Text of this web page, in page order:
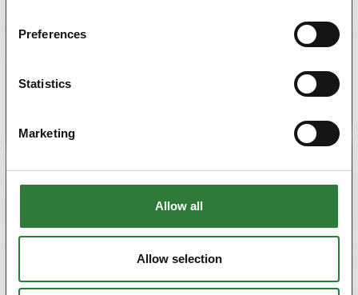
Preferences
Statistics
Marketing
Allow all
Allow selection